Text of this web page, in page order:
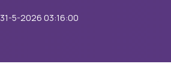
31-5-2026 03:16:00